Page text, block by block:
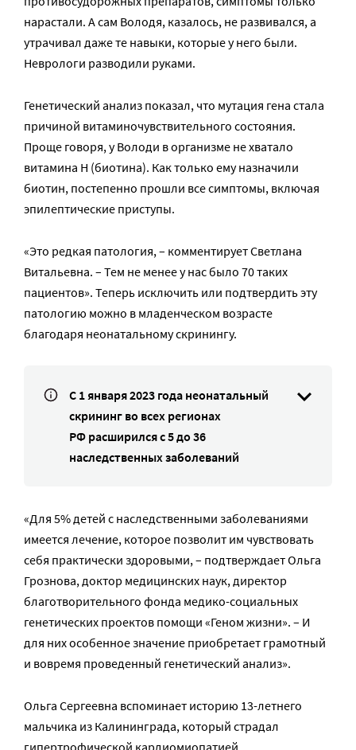
нарастали. А сам Володя, казалось, не развивался, а
утрачивал даже те навыки, которые у него были.
Неврологи разводили руками.
Генетический анализ показал, что мутация гена стала
причиной витаминочувствительного состояния.
Проще говоря, у Володи в организме не хватало
витамина H (биотина). Как только ему назначили
биотин, постепенно прошли все симптомы, включая
эпилептические приступы.
«Это редкая патология, – комментирует Светлана
Витальевна. – Тем не менее у нас было 70 таких
пациентов». Теперь исключить или подтвердить эту
патологию можно в младенческом возрасте
благодаря неонатальному скринингу.
С 1 января 2023 года неонатальный
скрининг во всех регионах
РФ расширился с 5 до 36
наследственных заболеваний
«Для 5% детей с наследственными заболеваниями
имеется лечение, которое позволит им чувствовать
себя практически здоровыми, – подтверждает Ольга
Грознова, доктор медицинских наук, директор
благотворительного фонда медико-социальных
генетических проектов помощи «Геном жизни». – И
для них особенное значение приобретает грамотный
и вовремя проведенный генетический анализ».
Ольга Сергеевна вспоминает историю 13-летнего
мальчика из Калининграда, который страдал
гипертрофической кардиомиопатией